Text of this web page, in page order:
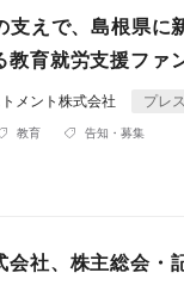
支えで、島根県
教育就労支援ファ
メント株式会社 プレ
教育 告知・募集
会社、株主総会・